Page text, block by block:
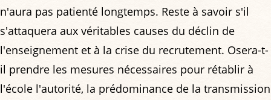
n'aura pas patienté longtemps. Reste à savoir s'il
s'attaquera aux véritables causes du déclin de
l'enseignement et à la crise du recrutement. Osera-t-
il prendre les mesures nécessaires pour rétablir à
l'école l'autorité, la prédominance de la transmission